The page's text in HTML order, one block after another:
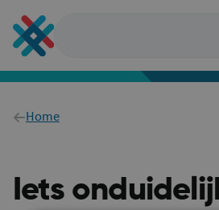
en
naar
inhoud
Breadcrumb
Home
Iets